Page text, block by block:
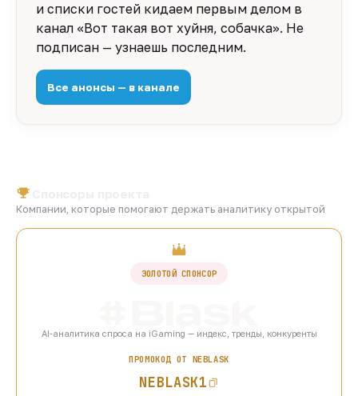
и списки гостей кидаем первым делом в
канал «Вот такая вот хуйня, собачка». Не
подписан — узнаешь последним.
Все анонсы — в канале
Компании, которые помогают держать аналитику открытой
ЗОЛОТОЙ СПОНСОР
AI-аналитика спроса на iGaming — индекс, тренды, конкуренты
ПРОМОКОД ОТ NEBLASK
NEBLASK1